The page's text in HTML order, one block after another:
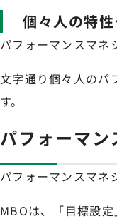
個々人の特
パフォーマンスマネ
文字通り個々人のパ
す。
パフォーマ
パフォーマンスマネ
MBOは、「目標設